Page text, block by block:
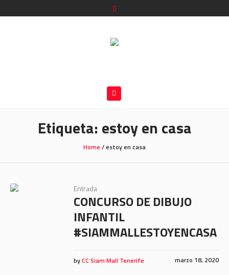
Etiqueta: estoy en casa
Home/estoy en casa
Entrada
CONCURSO DE DIBUJO
INFANTIL
#SIAMMALLESTOYENCASA
marzo 18, 2020
byCC Siam Mall Tenerife